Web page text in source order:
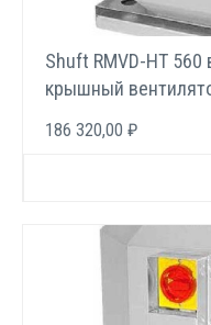
Shuft RMVD-HT
крышный
186 320,00 ₽